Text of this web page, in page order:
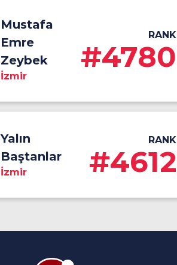
Mustafa
Emre
Zeybek
İzmir
RANK
#4780
Yalın
Baştanlar
İzmir
RANK
#4612